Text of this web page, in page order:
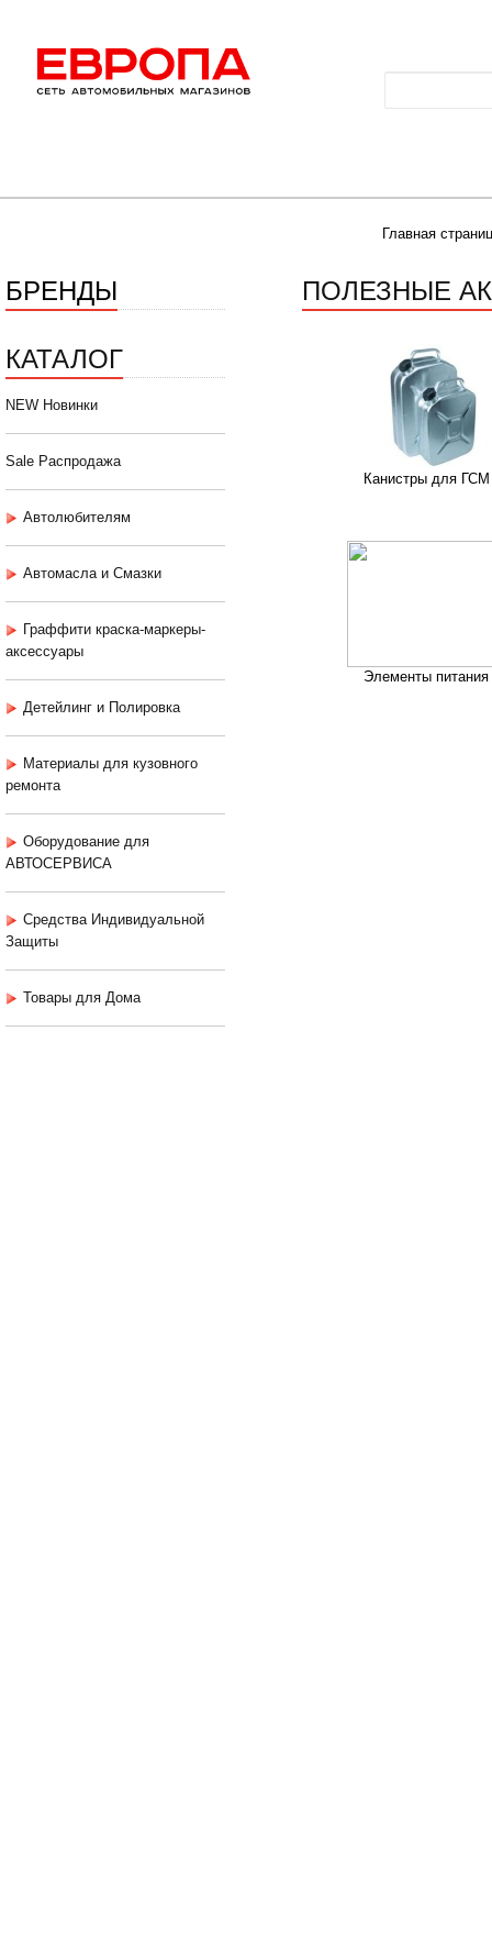
Главная
БРЕНДЫ
КАТАЛОГ
NEW Новинки
Sale Распродажа
Автолюбителям
Автомасла и Смазки
Граффити краска-маркеры-
аксессуары
Детейлинг и Полировка
Материалы для кузовного
ремонта
Оборудование для
АВТОСЕРВИСА
Средства Индивидуальной
Защиты
Товары для Дома
ПОЛЕЗНЫЕ
Канистры для ГСМ
Элементы питания